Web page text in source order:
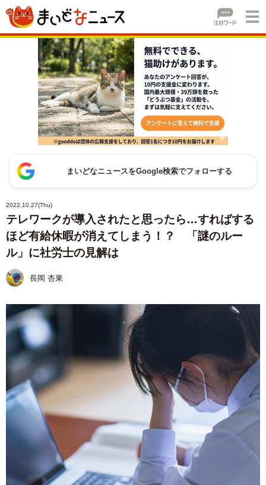
まいどなニュースをGoogle検索でフォローする
2022.10.27(Thu)
テレワークが導入されたと思ったら…すればする
ほど有給休暇が消えてしまう！？ 「謎のルー
ル」に社労士の見解は
長岡 杏果